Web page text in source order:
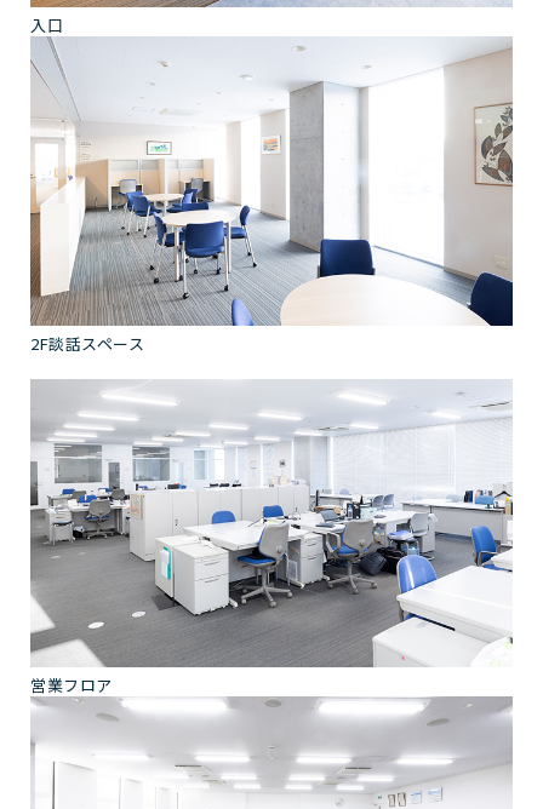
入口
2F談話スペース
営業フロア